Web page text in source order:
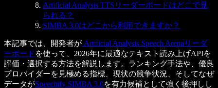
Artificial Analysis TTSリーダーボードはどこで見
られる？
SIMBA 3.0はどこから利用できますか？
本記事では、開発者が Artificial Analysis Speech Arenaリーダ
ーボード を使って、2026年に最適なテキスト読み上げAPIを
評価・選択する方法を解説します。ランキング手法や、優良
プロバイダーを見極める指標、現状の競争状況、そしてなぜ
データがSpeechify SIMBA 3.0を有力候補として強く後押しし